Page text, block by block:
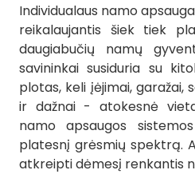
Individualaus namo
reikalaujantis šiek tiek
daugiabučių namų
savininkai susiduria su
plotas, keli įėjimai, garažai,
ir dažnai - atokesnė
namo apsaugos
platesnį grėsmių spektrą.
atkreipti dėmesį renkantis